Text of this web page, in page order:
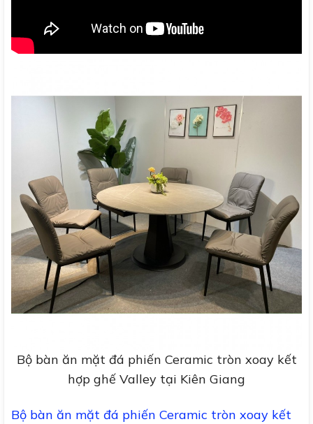
Bộ bàn ăn mặt đá phiến Ceramic tròn xoay kết
hợp ghế Valley tại Kiên Giang
Bộ bàn ăn mặt đá phiến Ceramic tròn xoay kết